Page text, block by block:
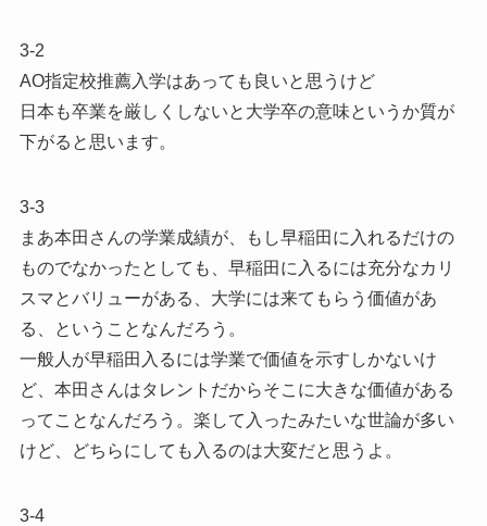
3-2
AO指定校推薦入学はあっても良いと思うけど
日本も卒業を厳しくしないと大学卒の意味というか質が
下がると思います。
3-3
まあ本田さんの学業成績が、もし早稲田に入れるだけの
ものでなかったとしても、早稲田に入るには充分なカリ
スマとバリューがある、大学には来てもらう価値があ
る、ということなんだろう。
一般人が早稲田入るには学業で価値を示すしかないけ
ど、本田さんはタレントだからそこに大きな価値がある
ってことなんだろう。楽して入ったみたいな世論が多い
けど、どちらにしても入るのは大変だと思うよ。
3-4